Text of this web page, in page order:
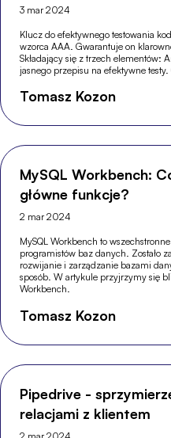
3 mar 2024
Klucz do efektywnego testowania
wzorca AAA. Gwarantuje on
Składający się z trzech elementów:
jasnego przepisu na efektywne
Tomasz Kozon
MySQL Workbench:
główne funkcje?
2 mar 2024
MySQL Workbench to
programistów baz danych. Zostało
rozwijanie i zarządzanie bazami
sposób. W artykule przyjrzymy się
Workbench.
Tomasz Kozon
Pipedrive -
relacjami z klientem